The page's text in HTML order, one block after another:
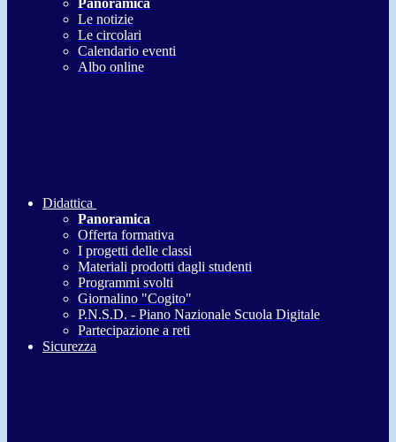
Panoramica
Le notizie
Le circolari
Calendario eventi
Albo online
Didattica
Panoramica
Offerta formativa
I progetti delle classi
Materiali prodotti dagli studenti
Programmi svolti
Giornalino "Cogito"
P.N.S.D. - Piano Nazionale Scuola Digitale
Partecipazione a reti
Sicurezza